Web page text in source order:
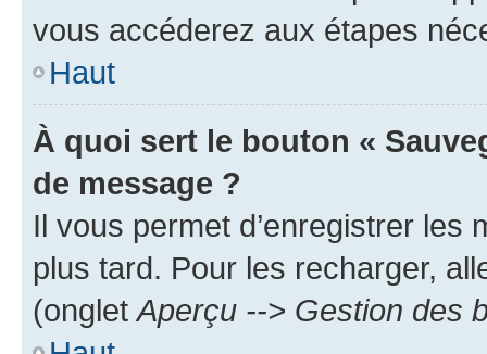
vous accéderez aux étapes
Haut
À quoi sert le bouton «
de message ?
Il vous permet d’enregistrer
plus tard. Pour les recharger,
(onglet Aperçu --> Gestion des